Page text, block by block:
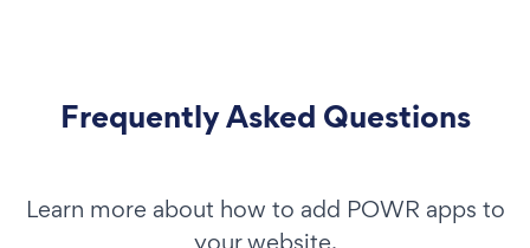
Frequently Asked Questions
Learn more about how to add POWR apps to